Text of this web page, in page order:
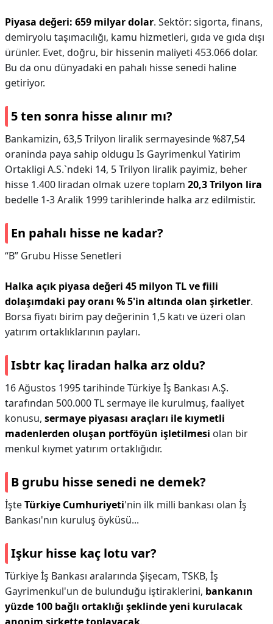
Piyasa değeri: 659 milyar dolar. Sektör: sigorta, finans,
demiryolu taşımacılığı, kamu hizmetleri, gıda ve gıda dışı
ürünler. Evet, doğru, bir hissenin maliyeti 453.066 dolar.
Bu da onu dünyadaki en pahalı hisse senedi haline
getiriyor.
5 ten sonra hisse alınır mı?
Bankamizin, 63,5 Trilyon liralik sermayesinde %87,54
oraninda paya sahip oldugu Is Gayrimenkul Yatirim
Ortakligi A.S.`ndeki 14, 5 Trilyon liralik payimiz, beher
hisse 1.400 liradan olmak uzere toplam 20,3 Trilyon lira
bedelle 1-3 Aralik 1999 tarihlerinde halka arz edilmistir.
En pahalı hisse ne kadar?
“B” Grubu Hisse Senetleri
Halka açık piyasa değeri 45 milyon TL ve fiili
dolaşımdaki pay oranı % 5'in altında olan şirketler.
Borsa fiyatı birim pay değerinin 1,5 katı ve üzeri olan
yatırım ortaklıklarının payları.
Isbtr kaç liradan halka arz oldu?
16 Ağustos 1995 tarihinde Türkiye İş Bankası A.Ş.
tarafından 500.000 TL sermaye ile kurulmuş, faaliyet
konusu, sermaye piyasası araçları ile kıymetli
madenlerden oluşan portföyün işletilmesi olan bir
menkul kıymet yatırım ortaklığıdır.
B grubu hisse senedi ne demek?
İşteTürkiye Cumhuriyeti'nin ilk milli bankası olan İş
Bankası'nın kuruluş öyküsü...
Işkur hisse kaç lotu var?
Türkiye İş Bankası aralarında Şişecam, TSKB, İş
Gayrimenkul'un de bulunduğu iştiraklerini, bankanın
yüzde 100 bağlı ortaklığı şeklinde yeni kurulacak